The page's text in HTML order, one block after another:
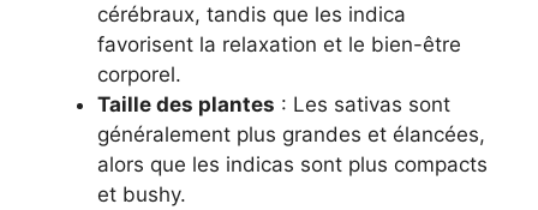
cérébraux, tandis que les indica
favorisent la relaxation et le bien-être
corporel.
Taille des plantes : Les sativas sont
généralement plus grandes et élancées,
alors que les indicas sont plus compacts
et bushy.